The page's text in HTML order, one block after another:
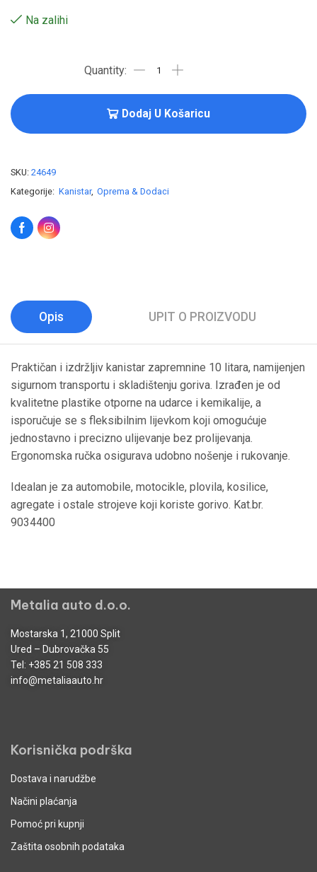
Na zalihi
Dodaj U Košaricu
SKU: 24649
Kategorije: Kanistar, Oprema & Dodaci
Opis UPIT O PROIZVODU
Praktičan i izdržljiv kanistar zapremnine 10 litara, namijenjen
sigurnom transportu i skladištenju goriva. Izrađen je od
kvalitetne plastike otporne na udarce i kemikalije, a
isporučuje se s fleksibilnim lijevkom koji omogućuje
jednostavno i precizno ulijevanje bez prolijevanja.
Ergonomska ručka osigurava udobno nošenje i rukovanje.
Idealan je za automobile, motocikle, plovila, kosilice,
agregate i ostale strojeve koji koriste gorivo. Kat.br.
9034400
Metalia auto d.o.o.
Mostarska 1, 21000 Split
Ured – Dubrovačka 55
Tel: +385 21 508 333
info@metaliaauto.hr
Korisnička podrška
Dostava i narudžbe
Načini plaćanja
Pomoć pri kupnji
Zaštita osobnih podataka